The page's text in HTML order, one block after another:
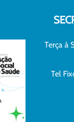
Terça à
Tel